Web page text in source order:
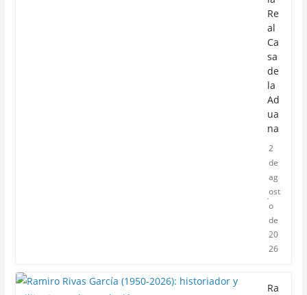
Re
al
Ca
sa
de
la
Ad
ua
na
2
de
ag
ost
o
de
20
26
Ra